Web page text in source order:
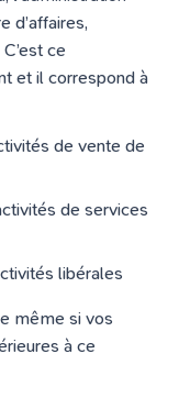
d’affaires,
ce
et il correspond à
de vente de
de services
libérales
même si vos
à ce